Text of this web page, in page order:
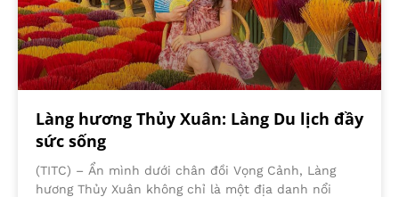
Làng hương Thủy Xuân: Làng Du lịch đầy
sức sống
(TITC) – Ẩn mình dưới chân đồi Vọng Cảnh, Làng
hương Thủy Xuân không chỉ là một địa danh nổi